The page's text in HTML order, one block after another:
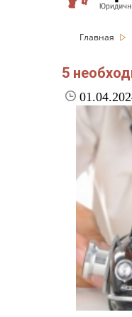
Главная
5